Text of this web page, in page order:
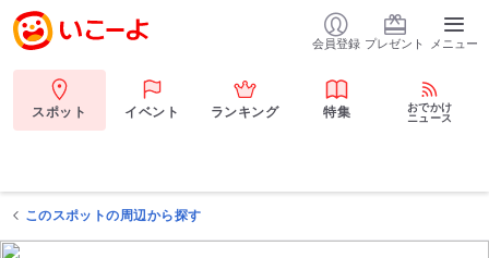
会員登録 プレゼント メニュー
スポット イベント ランキング 特集
おでかけ
ニュース
このスポットの周辺から探す